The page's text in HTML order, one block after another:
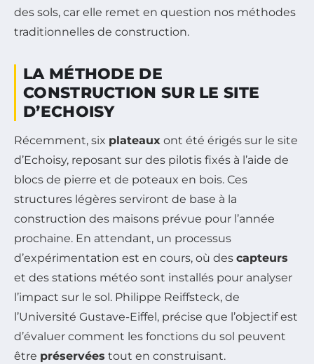
des sols, car elle remet en question nos méthodes
traditionnelles de construction.
LA MÉTHODE DE
CONSTRUCTION SUR LE SITE
D’ECHOISY
Récemment, six plateaux ont été érigés sur le site
d’Echoisy, reposant sur des pilotis fixés à l’aide de
blocs de pierre et de poteaux en bois. Ces
structures légères serviront de base à la
construction des maisons prévue pour l’année
prochaine. En attendant, un processus
d’expérimentation est en cours, où des capteurs
et des stations météo sont installés pour analyser
l’impact sur le sol. Philippe Reiffsteck, de
l’Université Gustave-Eiffel, précise que l’objectif est
d’évaluer comment les fonctions du sol peuvent
être préservées tout en construisant.